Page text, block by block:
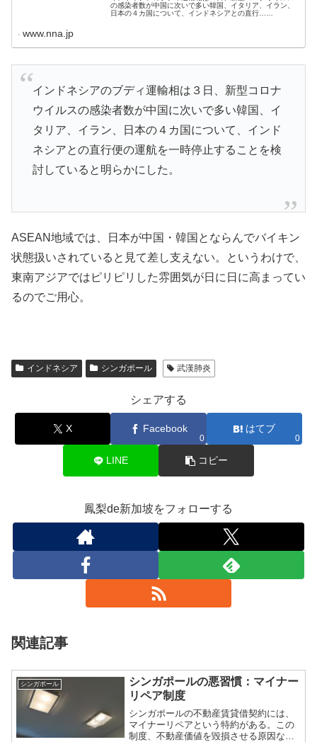
の感染者数が中国に次いで多い韓国、イタリア、イラン、
日本の４カ国について、インドネシアとの直行……
www.nna.jp
インドネシアのブディ運輸相は３日、新型コロナ
ウイルスの感染者数が中国に次いで多い韓国、イ
タリア、イラン、日本の４カ国について、インド
ネシアとの直行便の運航を一時停止することを検
討していると明らかにした。
ASEAN地域では、日本が中国・韓国とならんでバイキン
状態扱いされていると見て差し支えない。というわけで、
東南アジアではピリピリした雰囲気が日に日に高まってい
るのでご用心。
インドネシア シンガポール 武漢肺炎
シェアする
X Facebook
0
はてブ
0
LINE コピー
鳳梨de新加坡をフォローする
関連記事
シンガポール
シンガポールの悪習慣：マイナー
リペア制度
シンガポールの不動産賃貸借契約には、
マイナーリペアという特約がある。この
制度、不動産価値を毀損させる原因なの